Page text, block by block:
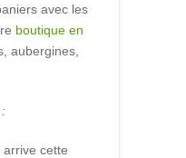
avec les
boutique en
aubergines,
cette